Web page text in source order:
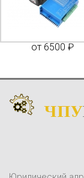
от 6500 ₽
ЧПУ